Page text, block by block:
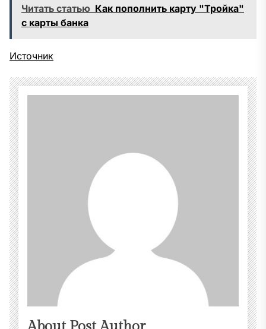
Читать статью Как пополнить карту "Тройка"
с карты банка
Источник